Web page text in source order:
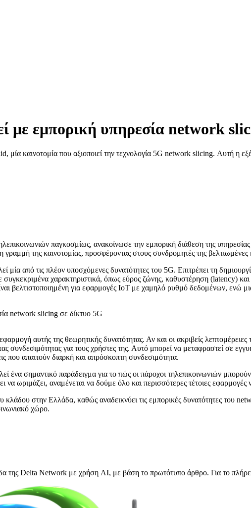
εμπορική υπηρεσία network
καινοτομία που αξιοποιεί την τεχνολογία 5G network slicing. Αυτή η
παγκοσμίως, ανακοίνωσε την εμπορική διάθεση της
της καινοτομίας, προσφέροντας στους συνδρομητές της βελτιωμένες
μία από τις πλέον υποσχόμενες δυνατότητες του 5G. Επιτρέπει τη
χαρακτηριστικά, όπως εύρος ζώνης, καθυστέρηση (latency)
βελτιστοποιημένη για εφαρμογές IoT με χαμηλό ρυθμό δεδομένων, ενώ
αυτής της θεωρητικής δυνατότητας. Αν και οι ακριβείς
συνδεσιμότητας για τους χρήστες της. Αυτό μπορεί να μεταφραστεί σε
που απαιτούν διαρκή και απρόσκοπτη συνδεσιμότητα.
ένα σημαντικό παράδειγμα για το πώς οι πάροχοι τηλεπικοινωνιών
να ωριμάζει, αναμένεται να δούμε όλο και περισσότερες τέτοιες εφαρμογές
κλάδου στην Ελλάδα, καθώς αναδεικνύει τις εμπορικές δυνατότητες του
χώρο.
της Delta Network με χρήση AI, με βάση το πρωτότυπο άρθρο. Για το